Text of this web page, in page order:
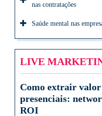
nas contratações
Saúde mental nas
LIVE
Como extrair valor
presenciais:
ROI